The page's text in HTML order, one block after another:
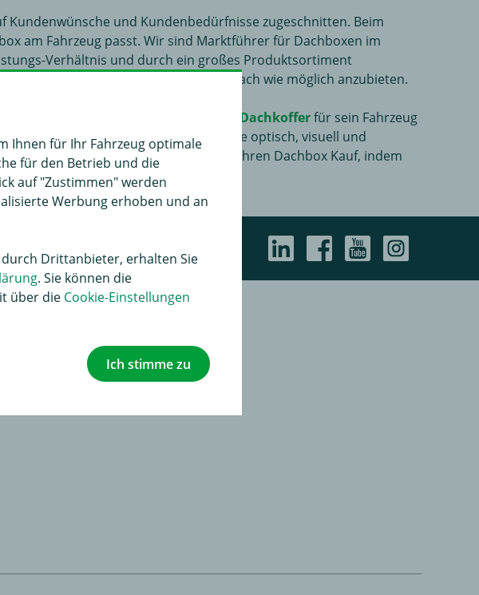
Kundenwünsche und Kundenbedürfnisse zugeschnitten. Beim
am Fahrzeug passt. Wir sind Marktführer für Dachboxen im
Ver­hält­nis und durch ein großes Produktsortiment
für Ihr Fahrzeug so schnell und einfach wie möglich anzubieten.
einfach und sicher den passenden Dachkofferfür sein Fahrzeug
der Prozess „Fahrzeugauswahl“ für Sie optisch, visuell und
entwickelt. Starten Sie jetzt Ihren Dachbox Kauf, indem
Ihnen für Ihr Fahrzeug optimale
für den Betrieb und die
auf "Zustimmen" werden
Werbung erhoben und an
Drittanbieter, erhalten Sie
. Sie können die
über die Cookie-Einstellungen
Ich stimme zu